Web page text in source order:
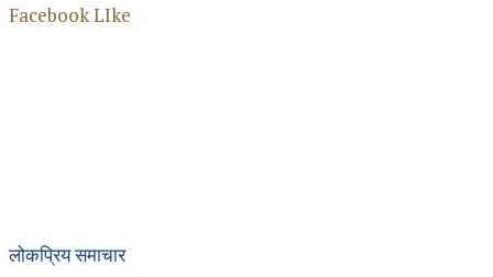
Facebook LIke
लोकप्रिय समाचार